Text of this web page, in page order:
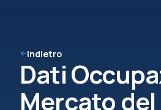
Indietro
Dati
Mercato del